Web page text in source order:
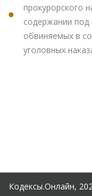
прокурорского
содержании
обвиняемых в
уголовных
Кодексы.Онлайн,